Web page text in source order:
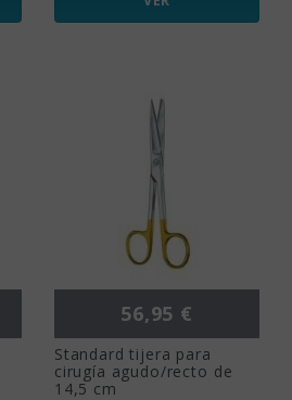
Precio
56,95 €
Standard tijera para
cirugía agudo/recto de
14,5 cm